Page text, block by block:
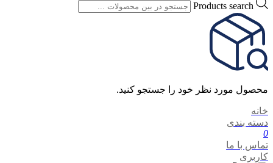
Products search
محصول مورد نظر خود را جستجو کنید.
خانه
دسته بندی
0
تماس با ما
کاربری